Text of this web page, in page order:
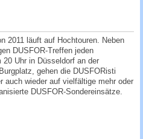
2011 läuft auf Hochtouren. Neben
DUSFOR-Treffen jeden
20 Uhr in Düsseldorf an der
gehen die DUSFORisti
auch wieder auf vielfältige mehr oder
DUSFOR-Sondereinsätze.